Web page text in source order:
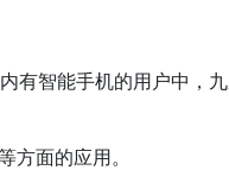
有智能手机的用户中，
方面的应用。